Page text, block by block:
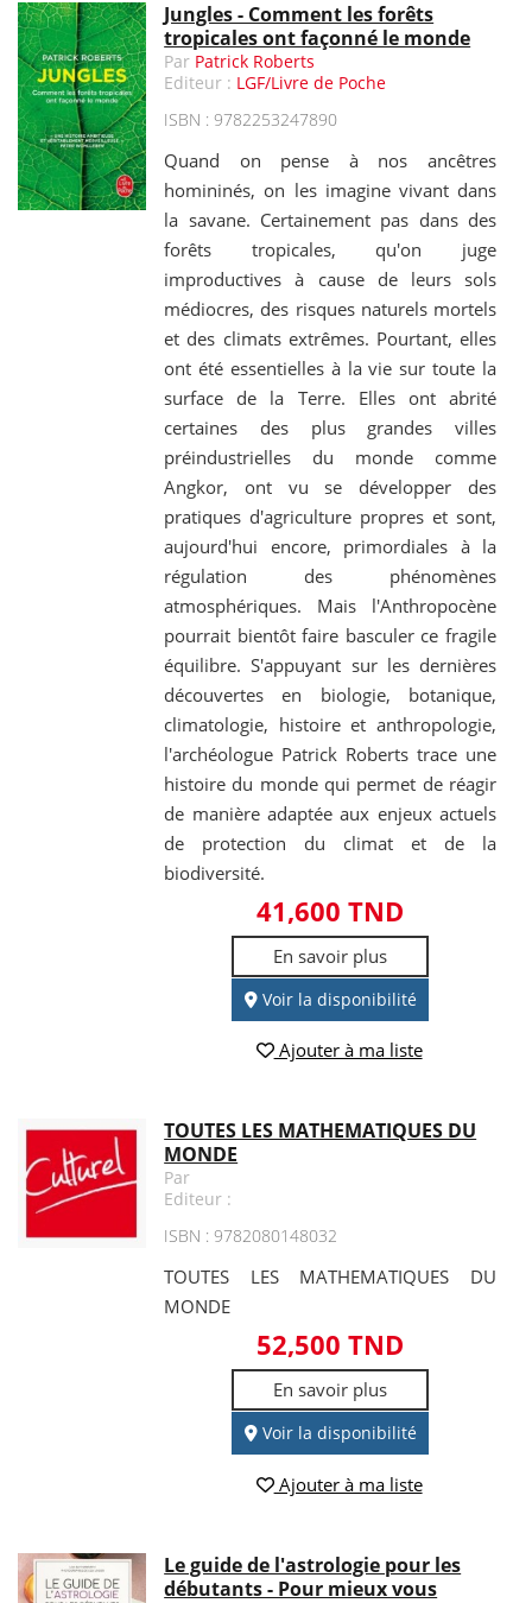
Jungles - Comment les forêts
tropicales ont façonné le monde
Par Patrick Roberts
Editeur : LGF/Livre de Poche
ISBN : 9782253247890
Quand on pense à nos ancêtres
homininés, on les imagine vivant dans
la savane. Certainement pas dans des
forêts tropicales, qu'on juge
improductives à cause de leurs sols
médiocres, des risques naturels mortels
et des climats extrêmes. Pourtant, elles
ont été essentielles à la vie sur toute la
surface de la Terre. Elles ont abrité
certaines des plus grandes villes
préindustrielles du monde comme
Angkor, ont vu se développer des
pratiques d'agriculture propres et sont,
aujourd'hui encore, primordiales à la
régulation des phénomènes
atmosphériques. Mais l'Anthropocène
pourrait bientôt faire basculer ce fragile
équilibre. S'appuyant sur les dernières
découvertes en biologie, botanique,
climatologie, histoire et anthropologie,
l'archéologue Patrick Roberts trace une
histoire du monde qui permet de réagir
de manière adaptée aux enjeux actuels
de protection du climat et de la
biodiversité.
41,600 TND
En savoir plus
Voir la disponibilité
Ajouter à ma liste
TOUTES LES MATHEMATIQUES DU
MONDE
Par
Editeur :
ISBN : 9782080148032
TOUTES LES MATHEMATIQUES DU
MONDE
52,500 TND
En savoir plus
Voir la disponibilité
Ajouter à ma liste
Le guide de l'astrologie pour les
débutants - Pour mieux vous